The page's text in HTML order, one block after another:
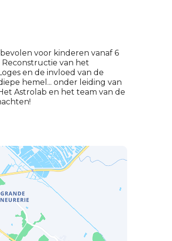
voor kinderen vanaf 6
Reconstructie van het
en de invloed van de
hemel... onder leiding van
Astrolab en het team van de